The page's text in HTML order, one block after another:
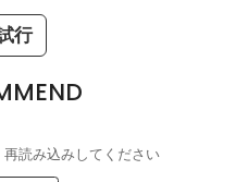
行
読み込みしてください